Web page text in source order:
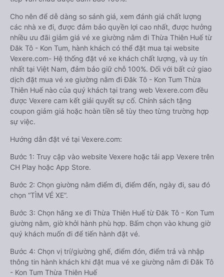
Cho nên để dễ dàng so sánh giá, xem đánh giá chất lượng
các nhà xe đi, được đảm bảo quyền lợi cao nhất, được hưởng
nhiều ưu đãi giảm giá vé xe giường nằm đi Thừa Thiên Huế từ
Đăk Tô - Kon Tum, hành khách có thể đặt mua tại website
Vexere.com- Hệ thống đặt vé xe khách chất lượng, và uy tín
nhất tại Việt Nam, đảm bảo giữ chỗ 100%. Đối với bất cứ giao
dịch đặt mua vé xe giường nằm đi Đăk Tô - Kon Tum Thừa
Thiên Huế nào của quý khách tại trang web Vexere.com đều
được Vexere cam kết giải quyết sự cố. Chính sách tặng
coupon giảm giá hoặc hoàn tiền sẽ tùy theo từng trường hợp
sự việc.
Hướng dẫn đặt vé tại Vexere.com:
Bước 1: Truy cập vào website Vexere hoặc tải app Vexere trên
CH Play hoặc App Store.
Bước 2: Chọn giường nằm điểm đi, điểm đến, ngày đi, sau đó
chọn “TÌM VÉ XE”.
Bước 3: Chọn hãng xe đi Thừa Thiên Huế từ Đăk Tô - Kon Tum
giường nằm, giờ khởi hành phù hợp. Bấm chọn vào khung giờ
quý khách muốn đi để tiến hành đặt vé.
Bước 4: Chọn vị trí/giường ghế, điểm đón, điểm trả và nhập
thông tin hành khách khi đặt mua vé xe giường nằm đi Đăk Tô
- Kon Tum Thừa Thiên Huế